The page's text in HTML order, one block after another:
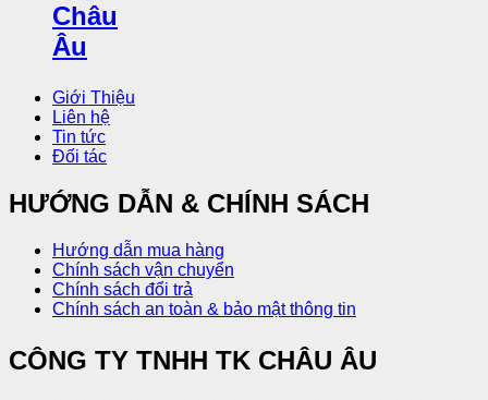
Giới Thiệu
Liên hệ
Tin tức
Đối tác
HƯỚNG DẪN & CHÍNH SÁCH
Hướng dẫn mua hàng
Chính sách vận chuyển
Chính sách đổi trả
Chính sách an toàn & bảo mật thông tin
CÔNG TY TNHH TK CHÂU ÂU